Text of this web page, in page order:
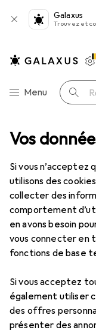
Vos
Si vous n’acceptez
utilisons des
collecter des
comportement
en avons besoin
vous connecter en
fonctions de base
Si vous acceptez
également utiliser
des offres
présenter des
Galaxus
Trouvez et
Navigation par
Menu
NOUVEAUTÉS +
Ces jeux
du State